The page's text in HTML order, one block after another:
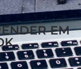
EM